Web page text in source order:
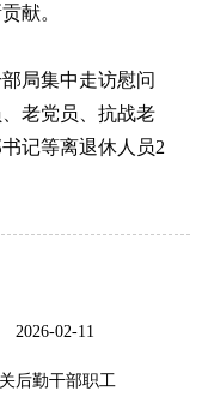
献。
局集中走访慰问
老党员、抗战老
记等离退休人员2
2026-02-11
后勤干部职工